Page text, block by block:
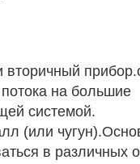
вторичный
на большие
системой.
(или
в различных